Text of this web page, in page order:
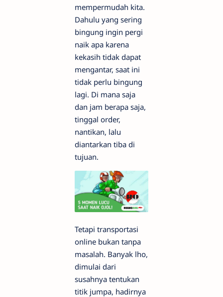
mempermudah kita.
Dahulu yang sering
bingung ingin pergi
naik apa karena
kekasih tidak dapat
mengantar, saat ini
tidak perlu bingung
lagi. Di mana saja
dan jam berapa saja,
tinggal order,
nantikan, lalu
diantarkan tiba di
tujuan.
Tetapi transportasi
online bukan tanpa
masalah. Banyak lho,
dimulai dari
susahnya tentukan
titik jumpa, hadirnya